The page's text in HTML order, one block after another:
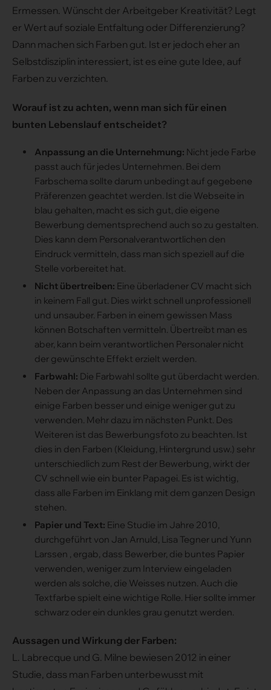
Ermessen. Wünscht der Arbeitgeber Kreativität? Legt
er Wert auf soziale Entfaltung oder Differenzierung?
Dann machen sich Farben gut. Ist er jedoch eher an
Selbstdisziplin interessiert, ist es eine gute Idee, auf
Farben zu verzichten.
Worauf ist zu achten, wenn man sich für einen
bunten Lebenslauf entscheidet?
Anpassung an die Unternehmung: Nicht jede Farbe
passt auch für jedes Unternehmen. Bei dem
Farbschema sollte darum unbedingt auf gegebene
Präferenzen geachtet werden. Ist die Webseite in
blau gehalten, macht es sich gut, die eigene
Bewerbung dementsprechend auch so zu gestalten.
Dies kann dem Personalverantwortlichen den
Eindruck vermitteln, dass man sich speziell auf die
Stelle vorbereitet hat.
Nicht übertreiben: Eine überladener CV macht sich
in keinem Fall gut. Dies wirkt schnell unprofessionell
und unsauber. Farben in einem gewissen Mass
können Botschaften vermitteln. Übertreibt man es
aber, kann beim verantwortlichen Personaler nicht
der gewünschte Effekt erzielt werden.
Farbwahl: Die Farbwahl sollte gut überdacht werden.
Neben der Anpassung an das Unternehmen sind
einige Farben besser und einige weniger gut zu
verwenden. Mehr dazu im nächsten Punkt. Des
Weiteren ist das Bewerbungsfoto zu beachten. Ist
dies in den Farben (Kleidung, Hintergrund usw.) sehr
unterschiedlich zum Rest der Bewerbung, wirkt der
CV schnell wie ein bunter Papagei. Es ist wichtig,
dass alle Farben im Einklang mit dem ganzen Design
stehen.
Papier und Text: Eine Studie im Jahre 2010,
durchgeführt von Jan Arnuld, Lisa Tegner und Yunn
Larssen , ergab, dass Bewerber, die buntes Papier
verwenden, weniger zum Interview eingeladen
werden als solche, die Weisses nutzen. Auch die
Textfarbe spielt eine wichtige Rolle. Hier sollte immer
schwarz oder ein dunkles grau genutzt werden.
Aussagen und Wirkung der Farben:
L. Labrecque und G. Milne bewiesen 2012 in einer
Studie, dass man Farben unterbewusst mit